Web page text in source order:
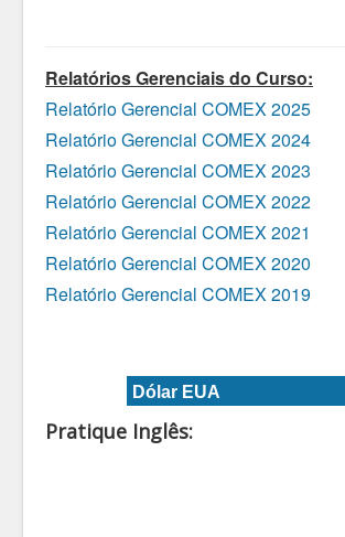
Relatórios Gerenciais do Curso:
Relatório Gerencial COMEX 2025
Relatório Gerencial COMEX 2024
Relatório Gerencial COMEX 2023
Relatório Gerencial COMEX 2022
Relatório Gerencial COMEX 2021
Relatório Gerencial COMEX 2020
Relatório Gerencial COMEX 2019
Dólar EUA
Pratique Inglês: